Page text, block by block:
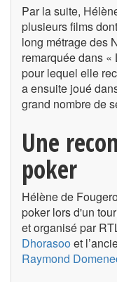
Par la suite,
plusieurs films
long métrage des
remarquée dans
pour lequel elle
a ensuite joué
grand nombre de
Une
poker
Hélène de
poker lors d'un
et organisé par
Dhorasooet
Raymond